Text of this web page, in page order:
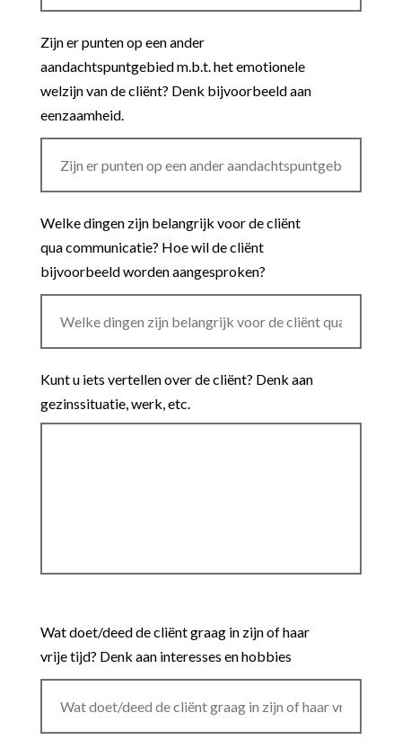
Zijn er punten op een ander
aandachtspuntgebied m.b.t. het emotionele
welzijn van de cliënt? Denk bijvoorbeeld aan
eenzaamheid.
Welke dingen zijn belangrijk voor de cliënt
qua communicatie? Hoe wil de cliënt
bijvoorbeeld worden aangesproken?
Kunt u iets vertellen over de cliënt? Denk aan
gezinssituatie, werk, etc.
Wat doet/deed de cliënt graag in zijn of haar
vrije tijd? Denk aan interesses en hobbies